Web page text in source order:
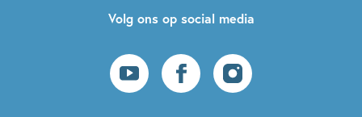
Volg ons op social media